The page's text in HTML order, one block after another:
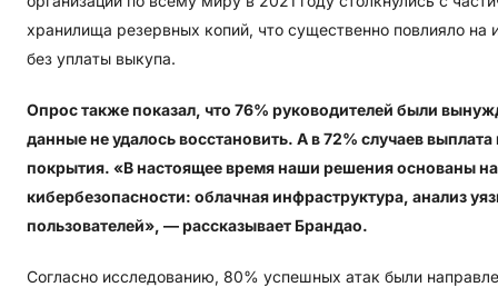
хранилища резервных копий, что существенно повлияло на
без уплаты выкупа.
Опрос также показал, что 76% руководителей были
данные не удалось восстановить. А в 72% случаев
покрытия. «В настоящее время наши решения основаны
кибербезопасности: облачная инфраструктура, анализ
пользователей», — рассказывает Брандао.
Согласно исследованию, 80% успешных атак были